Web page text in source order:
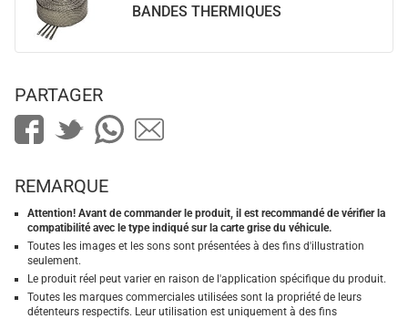
BANDES THERMIQUES
PARTAGER
REMARQUE
Attention! Avant de commander le produit, il est recommandé de vérifier la
compatibilité avec le type indiqué sur la carte grise du véhicule.
Toutes les images et les sons sont présentées à des fins d'illustration
seulement.
Le produit réel peut varier en raison de l'application spécifique du produit.
Toutes les marques commerciales utilisées sont la propriété de leurs
détenteurs respectifs. Leur utilisation est uniquement à des fins